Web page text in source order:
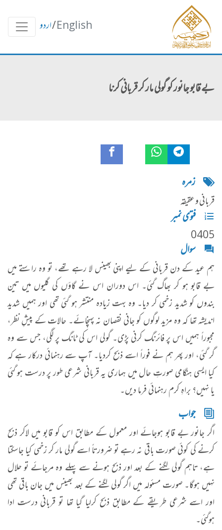
English
/اردو
بے قابو جانور کو گولی مار کر قربانی کرنا
زمره
قربانی و عقیقہ
فتوی نمبر
0405
سوال
ہم عید کے دن قربانی کے لیے اپنی بھینس لا رہے تھے، تو وہ راستے میں
بے قابو ہو کر بھاگ گئی۔ اس دوران اس نے گاؤں کی گلیوں میں تین
بندوں کو شدید زخمی کر دیا۔ وہ بہت زیادہ منتشر ہو گئی تھی اور ہمیں شدید
اندیشہ تھا کہ وہ مزید لوگوں کو جانی نقصان نہ پہنچائے۔ حالات کے پیشِ نظر،
مجبوراً ہمیں اس پر فائرنگ کرنی پڑی۔ گولی اس کی ٹانگ پر لگی، جس سے وہ
گر گئی، اور پھر ہم نے فوراً اسے ذبح کردیا۔ آپ سے رہنمائی درکار ہے کہ
کیا ایسی ہنگامی صورتِ حال میں ہماری یہ قربانی شرعی طور پر درست ہو گئی
یا نہیں؟ براہِ کرم رہنمائی فرما دیں۔
جواب
اگر جانور بے قابو ہوجائے اور معمول کے مطابق اس کو قابو میں لاکر ذبح
کرنے کی کوئی صورت باقی نہ رہے تو ضرورتاً اسے گولی مار کر زخمی کیا جاسکتا
ہے، تاہم گولی لگنے کے بعد اور ذبح ہونے سے پہلے وہ مرجائے تو حلال
نہیں ہوگا۔ صورت مسئولہ میں اگر گولی لگنے کے بعد بھینس میں جان باقی تھی
اور اسے شرعی طریقے کے مطابق ذبح کرلیا گیا تھا تو قربانی درست ادا
ہوگئی۔